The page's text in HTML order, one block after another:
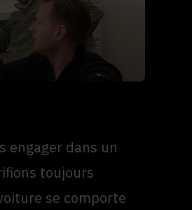
engager dans un
toujours
se comporte